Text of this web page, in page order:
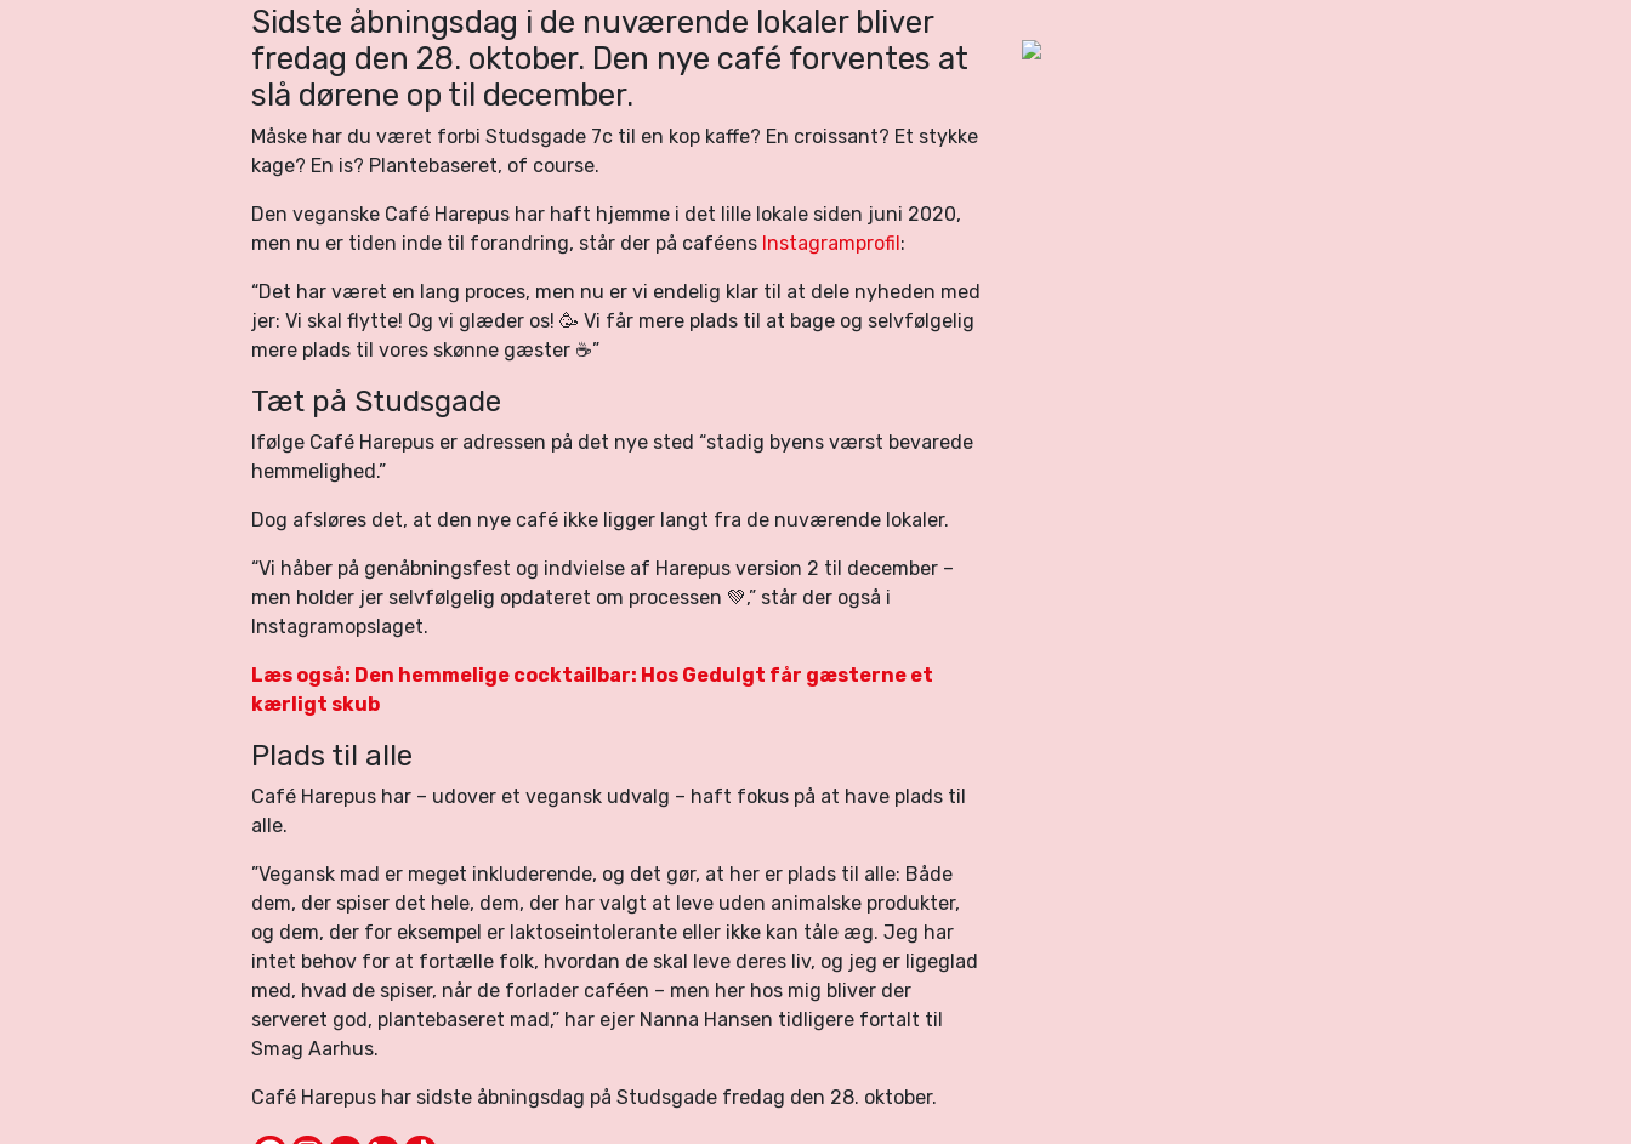
Sidste åbningsdag i de nuværende lokaler bliver
fredag den 28. oktober. Den nye café forventes at
slå dørene op til december.
Måske har du været forbi Studsgade 7c til en kop kaffe? En croissant? Et stykke
kage? En is? Plantebaseret, of course.
Den veganske Café Harepus har haft hjemme i det lille lokale siden juni 2020,
men nu er tiden inde til forandring, står der på caféens Instagramprofil:
“Det har været en lang proces, men nu er vi endelig klar til at dele nyheden med
jer: Vi skal flytte! Og vi glæder os! 🥳 Vi får mere plads til at bage og selvfølgelig
mere plads til vores skønne gæster ☕️”
Tæt på Studsgade
Ifølge Café Harepus er adressen på det nye sted “stadig byens værst bevarede
hemmelighed.”
Dog afsløres det, at den nye café ikke ligger langt fra de nuværende lokaler.
“Vi håber på genåbningsfest og indvielse af Harepus version 2 til december –
men holder jer selvfølgelig opdateret om processen 💚,” står der også i
Instagramopslaget.
Læs også: Den hemmelige cocktailbar: Hos Gedulgt får gæsterne et
kærligt skub
Plads til alle
Café Harepus har – udover et vegansk udvalg – haft fokus på at have plads til
alle.
”Vegansk mad er meget inkluderende, og det gør, at her er plads til alle: Både
dem, der spiser det hele, dem, der har valgt at leve uden animalske produkter,
og dem, der for eksempel er laktoseintolerante eller ikke kan tåle æg. Jeg har
intet behov for at fortælle folk, hvordan de skal leve deres liv, og jeg er ligeglad
med, hvad de spiser, når de forlader caféen – men her hos mig bliver der
serveret god, plantebaseret mad,” har ejer Nanna Hansen tidligere fortalt til
Smag Aarhus.
Café Harepus har sidste åbningsdag på Studsgade fredag den 28. oktober.